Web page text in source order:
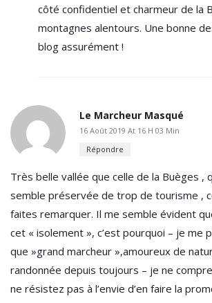
côté confidentiel et charmeur de la
montagnes alentours. Une bonne
blog assurément !
Le Marcheur Masqué
16 Août 2019 At 16 H 03 Min
Répondre
Très belle vallée que celle de la Buèges ,
semble préservée de trop de tourisme ,
faites remarquer. Il me semble évident
cet « isolement », c’est pourquoi – je me
que »grand marcheur »,amoureux de
randonnée depuis toujours – je ne
ne résistez pas à l’envie d’en faire la